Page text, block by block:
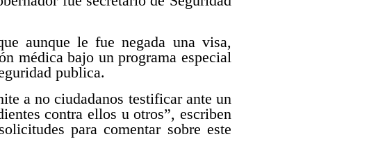
aunque le fue negada una visa,
médica bajo un programa especial
publica.
a no ciudadanos testificar ante un
contra ellos u otros”, escriben
para comentar sobre este